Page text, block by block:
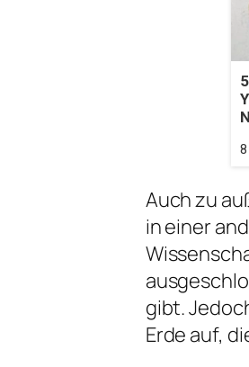
Auch zu
in einer
gibt.
Erde auf,